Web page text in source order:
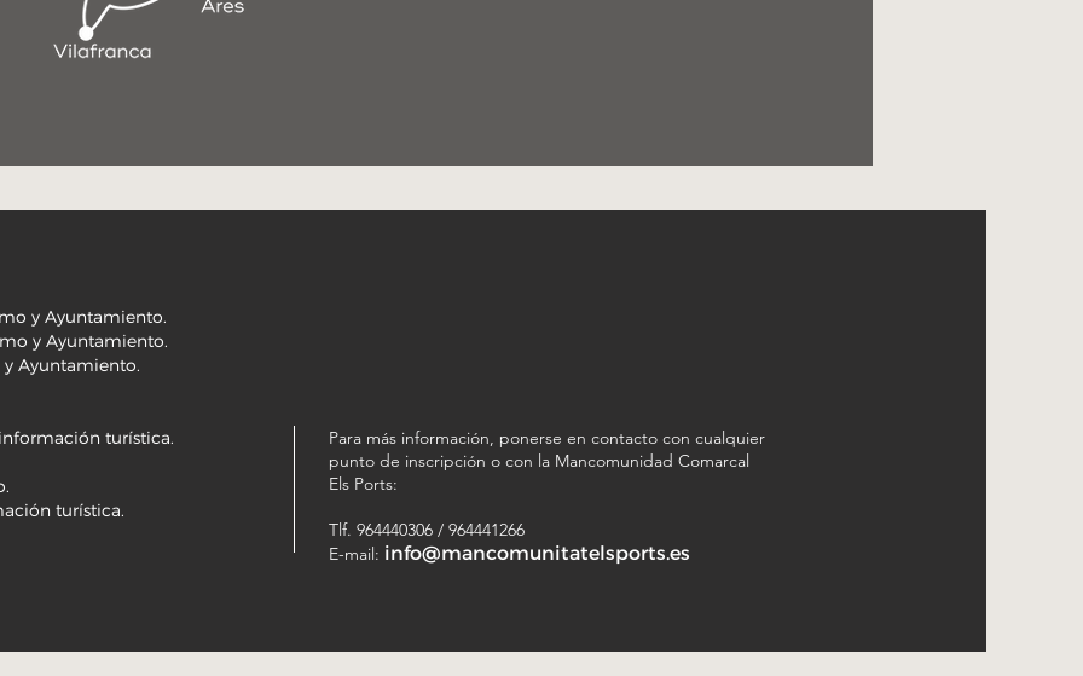
y Ayuntamiento.
y Ayuntamiento.
Ayuntamiento.
turística.
turística.
Para más información, ponerse en contacto con cualquier
punto de inscripción o con la Mancomunidad Comarcal
Els Ports:
Tlf. 964440306 / 964441266
E-mail: info@mancomunitatelsports.es